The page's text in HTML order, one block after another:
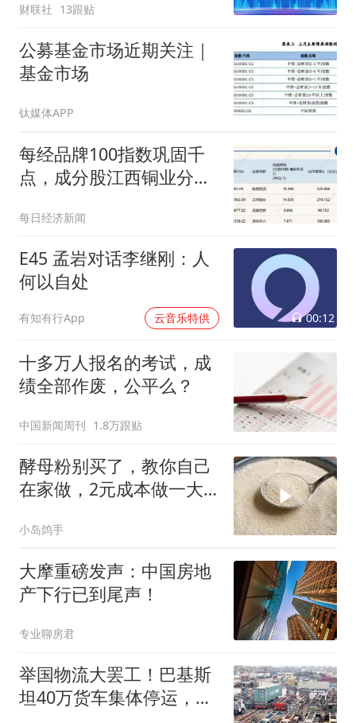
财联社 13跟贴
公募基金市场近期关注｜
基金市场
钛媒体APP
每经品牌100指数巩固千
点，成分股江西铜业分拆
每日经济新闻
E45 孟岩对话李继刚：人
何以自处
有知有行App 云音乐特供 00:12
十多万人报名的考试，成
绩全部作废，公平么？
中国新闻周刊 1.8万跟贴
酵母粉别买了，教你自己
在家做，2元成本做一大
小岛鸽手
大摩重磅发声：中国房地
产下行已到尾声！
专业聊房君
举国物流大罢工！巴基斯
坦40万货车集体停运，工